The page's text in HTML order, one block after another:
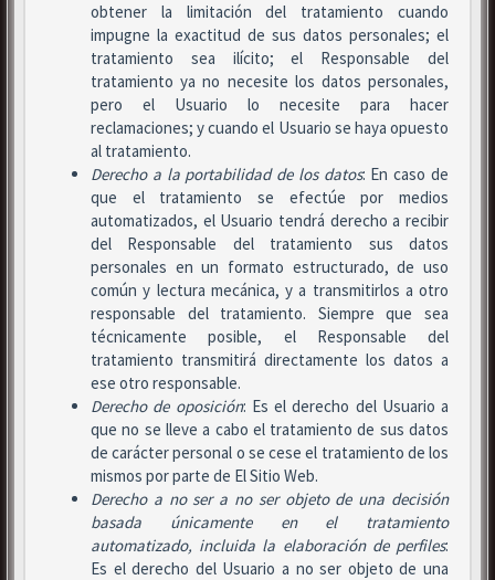
obtener la limitación del tratamiento cuando
impugne la exactitud de sus datos personales; el
tratamiento sea ilícito; el Responsable del
tratamiento ya no necesite los datos personales,
pero el Usuario lo necesite para hacer
reclamaciones; y cuando el Usuario se haya opuesto
al tratamiento.
Derecho a la portabilidad de los datos: En caso de
que el tratamiento se efectúe por medios
automatizados, el Usuario tendrá derecho a recibir
del Responsable del tratamiento sus datos
personales en un formato estructurado, de uso
común y lectura mecánica, y a transmitirlos a otro
responsable del tratamiento. Siempre que sea
técnicamente posible, el Responsable del
tratamiento transmitirá directamente los datos a
ese otro responsable.
Derecho de oposición: Es el derecho del Usuario a
que no se lleve a cabo el tratamiento de sus datos
de carácter personal o se cese el tratamiento de los
mismos por parte de El Sitio Web.
Derecho a no ser a no ser objeto de una decisión
basada únicamente en el tratamiento
automatizado, incluida la elaboración de perfiles:
Es el derecho del Usuario a no ser objeto de una